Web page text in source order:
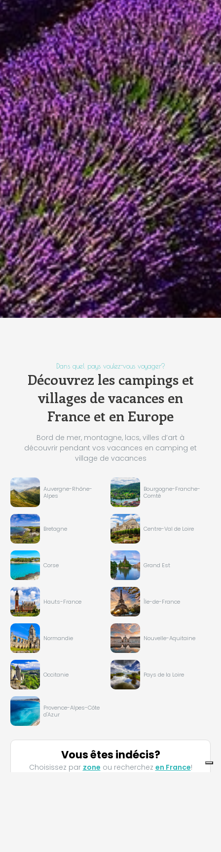
Dans quel pays voulez-vous voyager?
Découvrez les campings et
villages de vacances en
France et en Europe
Bord de mer, montagne, lacs, villes d’art à
découvrir pendant vos vacances en camping et
village de vacances
Auvergne-Rhône-
Alpes
Bourgogne-Franche-
Comté
Bretagne Centre-Val de Loire
Corse Grand Est
Hauts-France Île-de-France
Normandie Nouvelle-Aquitaine
Occitanie Pays de la Loire
Provence-Alpes-Côte
d'Azur
Vous êtes indécis?
Choisissez par zone ou recherchez en France!